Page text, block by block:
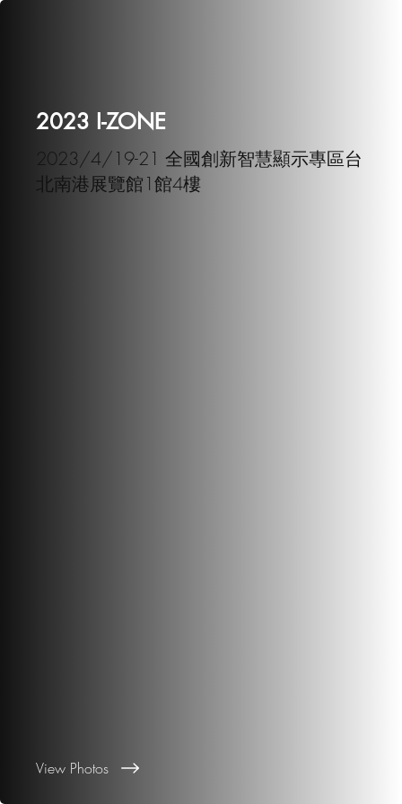
2023/4/19-21 全國創新智慧顯示專區台
北南港展覽館1館4樓
2023 I-ZONE
View Photos